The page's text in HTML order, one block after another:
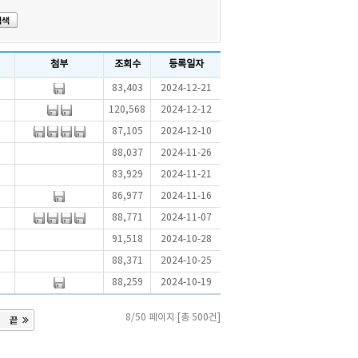
첨부 조회수 등록일자
83,403 2024-12-21
120,568 2024-12-12
87,105 2024-12-10
88,037 2024-11-26
83,929 2024-11-21
86,977 2024-11-16
88,771 2024-11-07
91,518 2024-10-28
88,371 2024-10-25
88,259 2024-10-19
8/50 페이지 [총 500건]